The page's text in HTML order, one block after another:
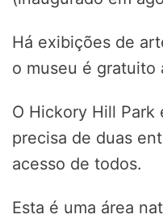
Há exibições de
o museu é gratuito
O Hickory Hill Park
precisa de duas
acesso de todos.
Esta é uma área